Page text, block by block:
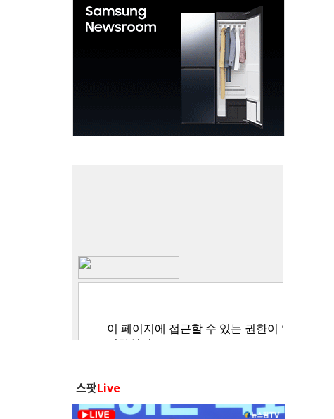
스팟Live